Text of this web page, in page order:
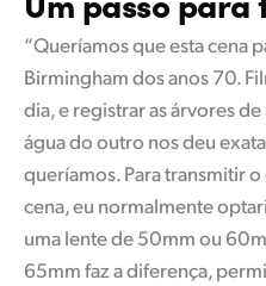
“Queríamos que esta cena
Birmingham dos anos 70.
dia, e registrar as árvores
água do outro nos deu
queríamos. Para transmitir
cena, eu normalmente
uma lente de 50mm ou
65mm faz a diferença,